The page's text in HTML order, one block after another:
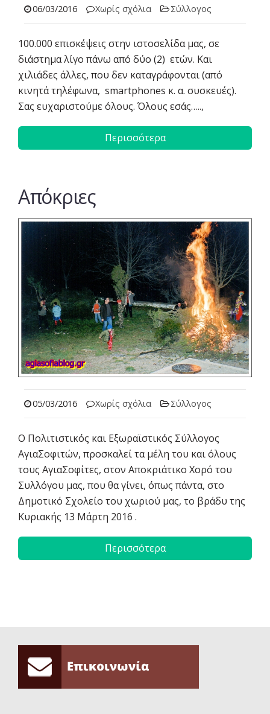
06/03/2016 Χωρίς σχόλια Σύλλογος
100.000 επισκέψεις στην ιστοσελίδα μας, σε
διάστημα λίγο πάνω από δύο (2) ετών. Και
χιλιάδες άλλες, που δεν καταγράφονται (από
κινητά τηλέφωνα, smartphones κ. α. συσκευές).
Σας ευχαριστούμε όλους. Όλους εσάς…..,
Περισσότερα
Απόκριες
05/03/2016 Χωρίς σχόλια Σύλλογος
Ο Πολιτιστικός και Εξωραϊστικός Σύλλογος
ΑγιαΣοφιτών, προσκαλεί τα μέλη του και όλους
τους ΑγιαΣοφίτες, στον Αποκριάτικο Χορό του
Συλλόγου μας, που θα γίνει, όπως πάντα, στο
Δημοτικό Σχολείο του χωριού μας, το βράδυ της
Κυριακής 13 Μάρτη 2016 .
Περισσότερα